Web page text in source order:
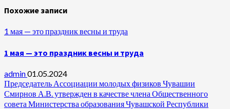
Похожие записи
1 мая — это праздник весны и труда
1 мая — это праздник весны и труда
admin01.05.2024
Председатель Ассоциации молодых физиков Чувашии
Смирнов А.В. утвержден в качестве члена Общественного
совета Министерства образования Чувашской Республики